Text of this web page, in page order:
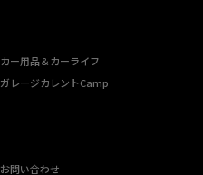
カー用品＆カーライフ
ガレージカレントCamp
お問い合わせ